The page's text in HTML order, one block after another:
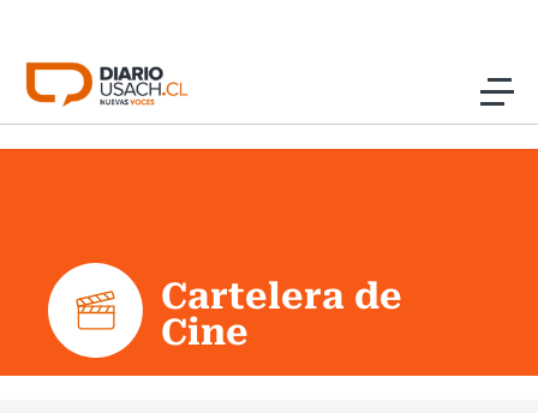
Click acá para ir directamente al contenido
Cultura
Programas Radio y TV Usach
Cartelera de
Cine